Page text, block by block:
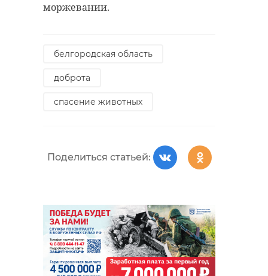
моржевании.
белгородская область
доброта
спасение животных
Поделиться статьей: